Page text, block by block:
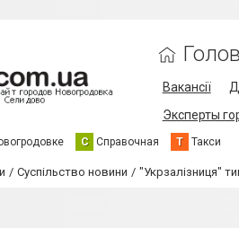
Вакансії
Эксперты
С Справочная Т Такси
Суспільство новини "Укрзалізниця"